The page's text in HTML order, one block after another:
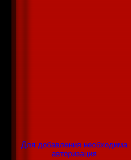
Для добавления необходима
авторизация